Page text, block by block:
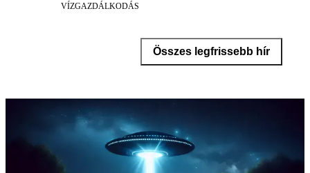
VÍZGAZDÁLKODÁS
Összes legfrissebb hír